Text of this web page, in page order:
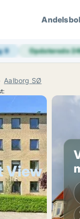
9 Opdaterede
Aalborg SØ
View